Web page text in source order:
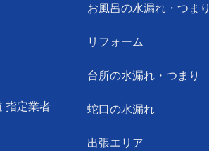
指定業者
お風呂の水漏れ・つまり
リフォーム
台所の水漏れ・つまり
蛇口の水漏れ
出張エリア